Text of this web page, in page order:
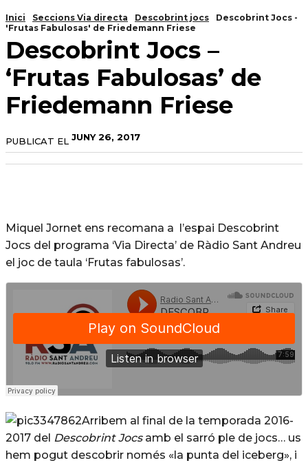
Inici Seccions Via directa Descobrint jocs
Descobrint Jocs -
'Frutas Fabulosas' de Friedemann Friese
Descobrint Jocs –
‘Frutas Fabulosas’ de
Friedemann Friese
PUBLICAT EL JUNY 26, 2017
Miquel Jornet ens recomana a l’espai Descobrint
Jocs del programa ‘Via Directa’ de Ràdio Sant Andreu
el joc de taula ‘Frutas fabulosas’.
Arribem al final de la temporada 2016-
2017 del Descobrint Jocsamb el sarró ple de jocs… us
hem pogut descobrir només «la punta del iceberg», i